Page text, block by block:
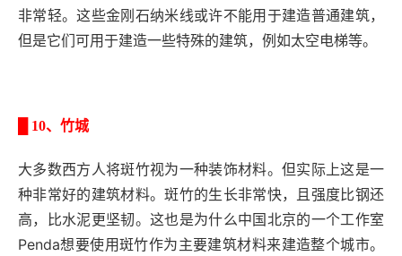
非常轻。这些金刚石纳米线或许不能用于建造普通建筑，
但是它们可用于建造一些特殊的建筑，例如太空电梯等。
10、竹城
大多数西方人将斑竹视为一种装饰材料。但实际上这是一
种非常好的建筑材料。斑竹的生长非常快，且强度比钢还
高，比水泥更坚韧。这也是为什么中国北京的一个工作室
Penda想要使用斑竹作为主要建筑材料来建造整个城市。